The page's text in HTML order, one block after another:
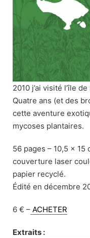
2010 j’ai visité l’île
Quatre ans (et des
cette aventure
mycoses plantaires.
56 pages – 10,5 x 15
couverture laser
papier recyclé.
Édité en décembre
6 € – ACHETER
Extraits :